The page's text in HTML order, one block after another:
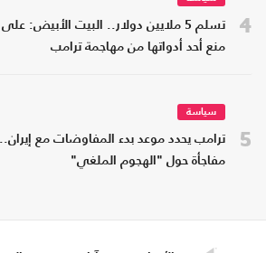
4
تسلم 5 ملايين دولار.. البيت الأبيض:
منع أحد أدواتها من مهاجمة ترامب
5
سياسة
ترامب يحدد موعد بدء المفاوضات مع
مفاجأة حول "الهجوم الملغي"